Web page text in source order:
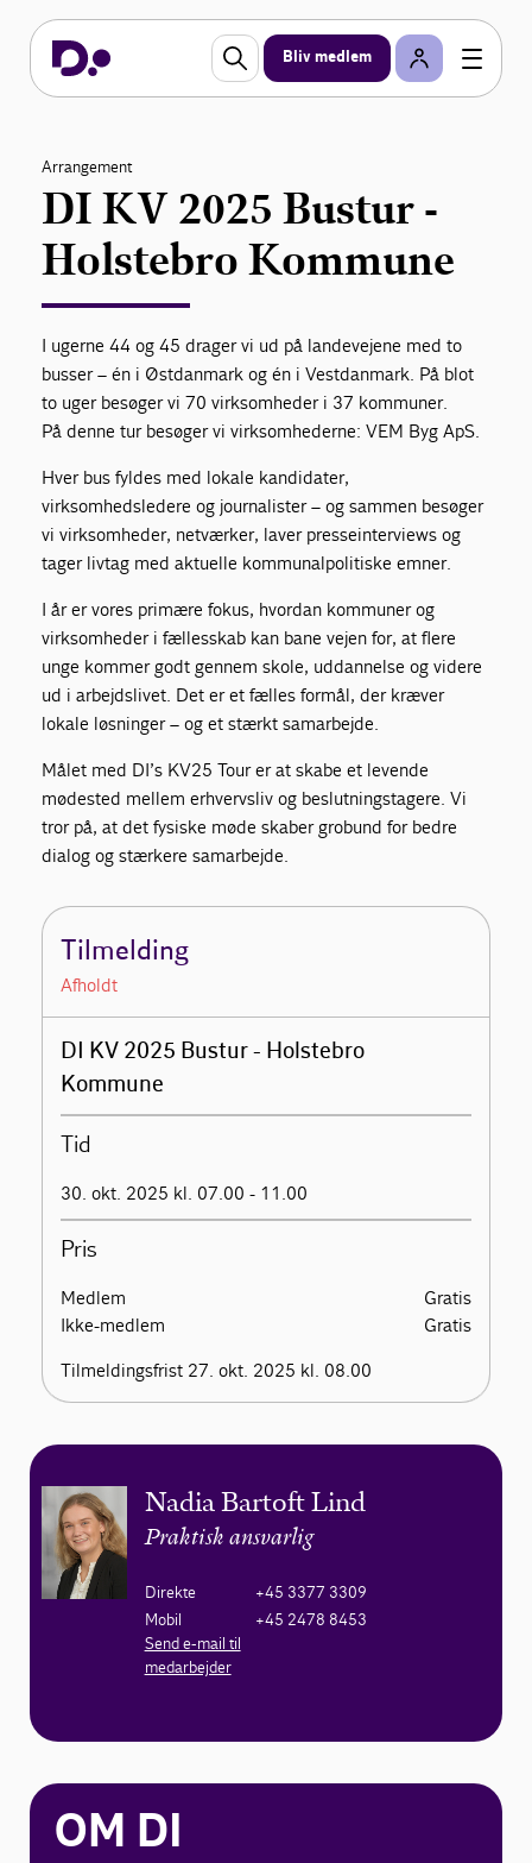
Bliv medlem
Arrangement
DI KV 2025 Bustur -
Holstebro Kommune
I ugerne 44 og 45 drager vi ud på landevejene med to
busser – én i Østdanmark og én i Vestdanmark. På blot
to uger besøger vi 70 virksomheder i 37 kommuner.
På denne tur besøger vi virksomhederne: VEM Byg ApS.
Hver bus fyldes med lokale kandidater,
virksomhedsledere og journalister – og sammen besøger
vi virksomheder, netværker, laver presseinterviews og
tager livtag med aktuelle kommunalpolitiske emner.
I år er vores primære fokus, hvordan kommuner og
virksomheder i fællesskab kan bane vejen for, at flere
unge kommer godt gennem skole, uddannelse og videre
ud i arbejdslivet. Det er et fælles formål, der kræver
lokale løsninger – og et stærkt samarbejde.
Målet med DI’s KV25 Tour er at skabe et levende
mødested mellem erhvervsliv og beslutningstagere. Vi
tror på, at det fysiske møde skaber grobund for bedre
dialog og stærkere samarbejde.
Tilmelding
Afholdt
DI KV 2025 Bustur - Holstebro
Kommune
Tid
30. okt. 2025 kl. 07.00 - 11.00
Pris
Medlem
Gratis
Ikke-medlem
Gratis
Tilmeldingsfrist 27. okt. 2025 kl. 08.00
Nadia Bartoft Lind
Praktisk ansvarlig
Direkte
+45 3377 3309
Mobil
+45 2478 8453
Send e-mail til
medarbejder
OM DI